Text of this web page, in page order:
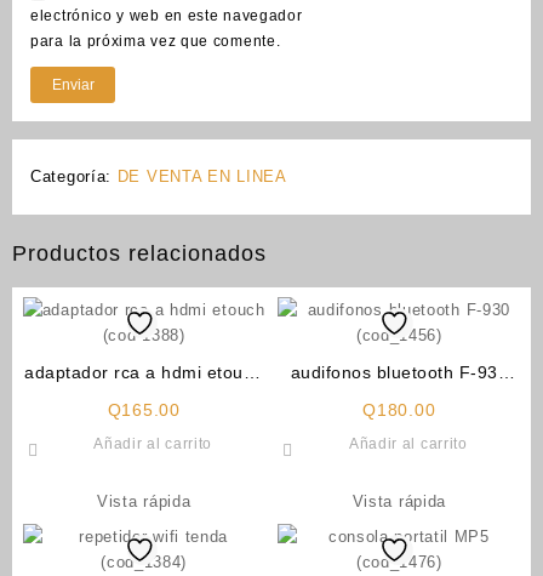
electrónico y web en este navegador
para la próxima vez que comente.
Categoría: DE VENTA EN LINEA
Productos relacionados
adaptador rca a hdmi etouch
Q165.00
Añadir al carrito
Vista rápida
audifonos bluetooth F-930
Q180.00
Añadir al carrito
Vista rápida